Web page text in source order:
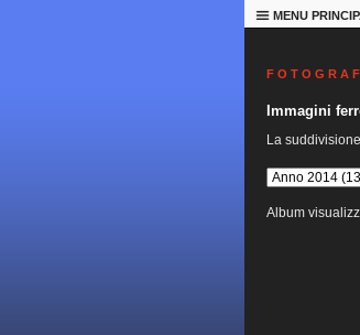
MENU
F O T O G R A
Immagini
La
Album